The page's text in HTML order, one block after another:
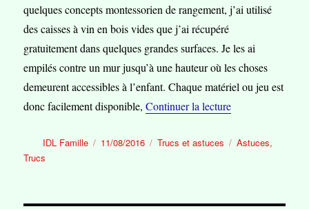
quelques concepts montessorien de rangement, j’ai utilisé
des caisses à vin en bois vides que j’ai récupéré
gratuitement dans quelques grandes surfaces. Je les ai
empilés contre un mur jusqu’à une hauteur où les choses
demeurent accessibles à l’enfant. Chaque matériel ou jeu est
donc facilement disponible,Continuer la lecturede « Organiser
Auteur
IDL Famille
Publié
11/08/2016 Catégories
Trucs et astuces Étiquettes
Astuces,
Trucs